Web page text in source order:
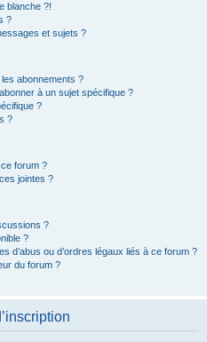
blanche ?!
?
et sujets ?
abonnements ?
à un sujet spécifique ?
?
?
forum ?
jointes ?
?
?
d’abus ou d’ordres légaux liés à ce forum ?
du forum ?